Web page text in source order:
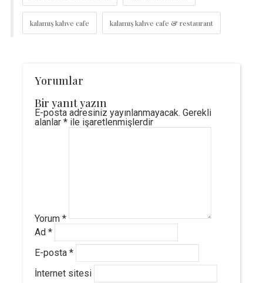
kalamış kahve cafe kalamış kahve cafe & restaurant
Yorumlar
Bir yanıt yazın
E-posta adresiniz yayınlanmayacak. Gerekli
alanlar *ile işaretlenmişlerdir
Yorum *
Ad *
E-posta *
İnternet sitesi